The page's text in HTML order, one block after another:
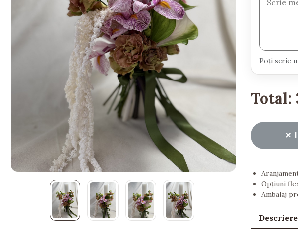
Poți scrie
Total:
Opțiuni
Ambalaj
Descriere